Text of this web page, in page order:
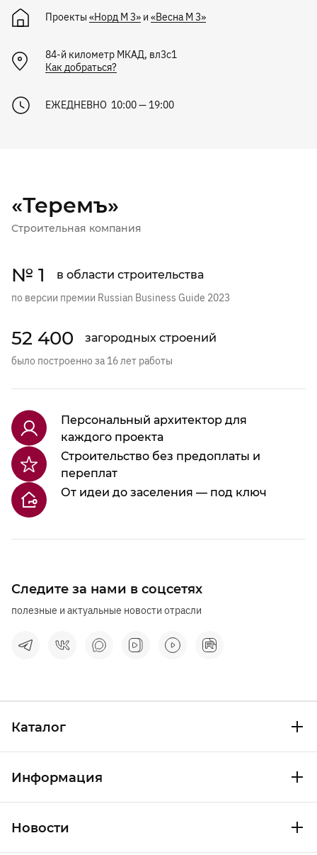
Проекты «Норд М 3» и «Весна М 3»
84-й километр МКАД, вл3с1
Как добраться?
ЕЖЕДНЕВНО 10:00 — 19:00
«Теремъ»
Строительная компания
№ 1 в области строительства
по версии премии Russian Business Guide 2023
52 400 загородных строений
было построенно за 16 лет работы
Следите за нами в соцсетях
полезные и актуальные новости отрасли
Персональный архитектор для
каждого проекта
Строительство без предоплаты и
переплат
От идеи до заселения — под ключ
Каталог
Информация
Новости